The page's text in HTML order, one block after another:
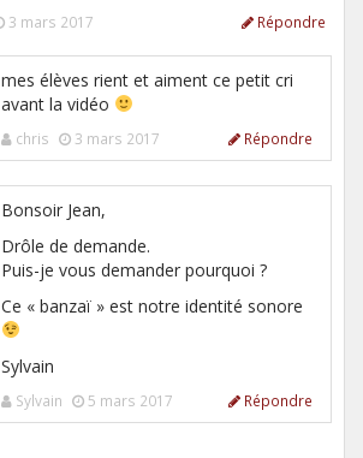
3 mars 2017 Répondre
mes élèves rient et aiment ce petit cri
avant la vidéo
chris 3 mars 2017 Répondre
Bonsoir Jean,
Drôle de demande.
Puis-je vous demander pourquoi ?
Ce « banzaï » est notre identité sonore
Sylvain
Sylvain 5 mars 2017 Répondre